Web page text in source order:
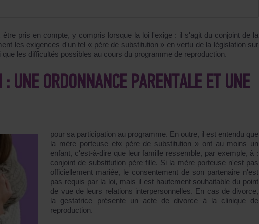
pris en compte, y compris lorsque la loi l'exige : il s'agit du conjoint de la
les exigences d'un tel « père de substitution » en vertu de la législation sur
les difficultés possibles au cours du programme de reproduction.
UNE ORDONNANCE PARENTALE ET UNE
pour sa participation au programme. En outre, il est entendu que
la mère porteuse et« père de substitution » ont au moins un
enfant, c'est-à-dire que leur famille ressemble, par exemple, à :
conjoint de substitution père fille. Si la mère porteuse n'est pas
officiellement mariée, le consentement de son partenaire n'est
pas requis par la loi, mais il est hautement souhaitable du point
de vue de leurs relations interpersonnelles. En cas de divorce,
la gestatrice présente un acte de divorce à la clinique de
reproduction.